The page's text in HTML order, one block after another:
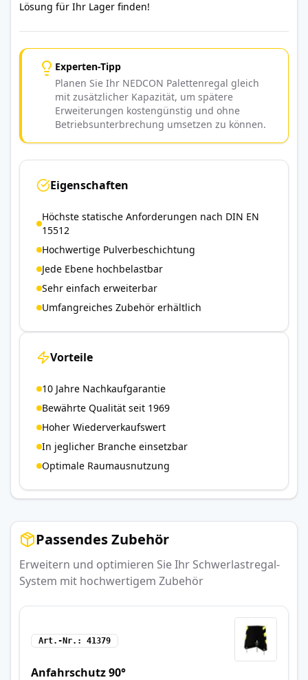
Lösung für Ihr Lager finden!
Experten-Tipp
Planen Sie Ihr NEDCON Palettenregal gleich
mit zusätzlicher Kapazität, um spätere
Erweiterungen kostengünstig und ohne
Betriebsunterbrechung umsetzen zu können.
Eigenschaften
Höchste statische Anforderungen nach DIN EN
15512
Hochwertige Pulverbeschichtung
Jede Ebene hochbelastbar
Sehr einfach erweiterbar
Umfangreiches Zubehör erhältlich
Vorteile
10 Jahre Nachkaufgarantie
Bewährte Qualität seit 1969
Hoher Wiederverkaufswert
In jeglicher Branche einsetzbar
Optimale Raumausnutzung
Passendes Zubehör
Erweitern und optimieren Sie Ihr Schwerlastregal-
System mit hochwertigem Zubehör
Art.-Nr. 41379
Anfahrschutz 90°